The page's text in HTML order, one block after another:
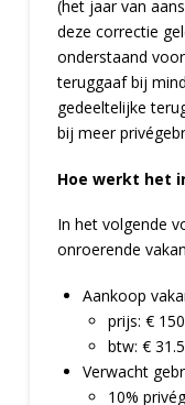
(het jaar van
deze correctie
onderstaand
teruggaaf bij
gedeeltelijke
bij meer
Hoe werkt het
In het volgende
onroerende
Aankoop
prijs: €
btw: €
Verwacht
10%